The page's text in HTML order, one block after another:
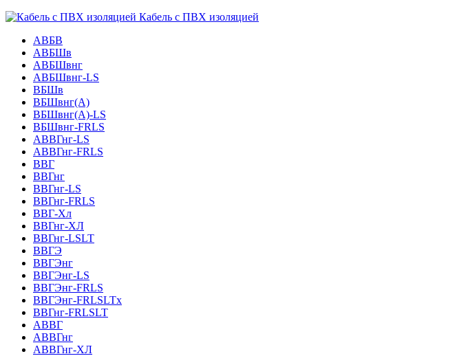
Кабель с ПВХ изоляцией
АВБВ
АВБШв
АВБШвнг
АВБШвнг-LS
ВБШв
ВБШвнг(A)
ВБШвнг(А)-LS
ВБШвнг-FRLS
АВВГнг-LS
АВВГнг-FRLS
ВВГ
ВВГнг
ВВГнг-LS
ВВГнг-FRLS
ВВГ-Хл
ВВГнг-ХЛ
ВВГнг-LSLT
ВВГЭ
ВВГЭнг
ВВГЭнг-LS
ВВГЭнг-FRLS
ВВГЭнг-FRLSLTх
ВВГнг-FRLSLT
АВВГ
АВВГнг
АВВГнг-ХЛ